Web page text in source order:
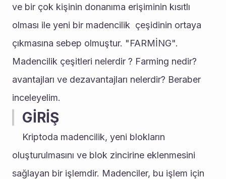
ve bir çok kişinin donanıma erişiminin kısıtlı
olması ile yeni bir madencilik  çeşidinin ortaya
çıkmasına sebep olmuştur. "FARMİNG".
Madencilik çeşitleri nelerdir ? Farming nedir?
avantajları ve dezavantajları nelerdir? Beraber
inceleyelim.
GİRİŞ
oluşturulmasını ve blok zincirine eklenmesini
sağlayan bir işlemdir. Madenciler, bu işlem için